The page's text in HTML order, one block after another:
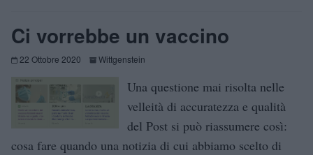
Ci vorrebbe un vaccino
22 Ottobre 2020 Wittgenstein
Una questione mai risolta nelle
velleità di accuratezza e qualità
del Post si può riassumere così:
cosa fare quando una notizia di cui abbiamo scelto di